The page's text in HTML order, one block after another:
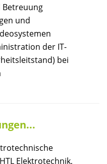
und
der IT-
bei
Elektrotechnik,